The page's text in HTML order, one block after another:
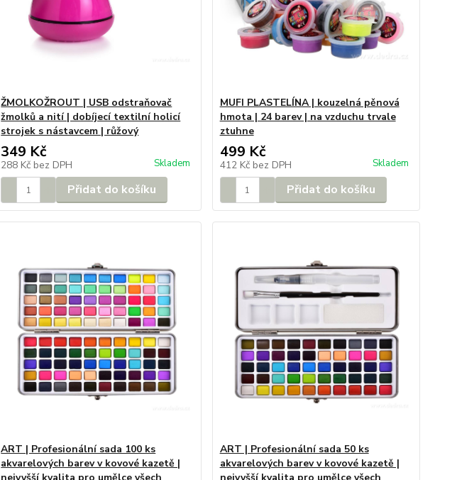
ŽMOLKOŽROUT | USB odstraňovač
žmolků a nití | dobíjecí textilní holicí
strojek s nástavcem | růžový
349 Kč
288 Kč bez DPH Skladem
Přidat do košíku
MUFI PLASTELÍNA | kouzelná pěnová
hmota | 24 barev | na vzduchu trvale
ztuhne
499 Kč
412 Kč bez DPH Skladem
Přidat do košíku
ART | Profesionální sada 100 ks
akvarelových barev v kovové kazetě |
ART | Profesionální sada 50 ks
akvarelových barev v kovové kazetě |